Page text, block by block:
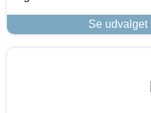
Se udvalget